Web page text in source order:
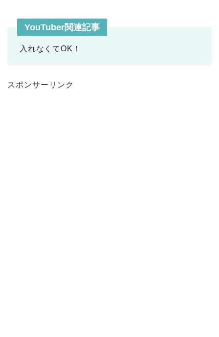
YouTuber関連記事
入れなくてOK！
スポンサーリンク